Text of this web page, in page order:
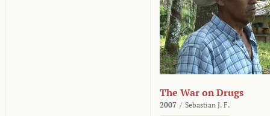
The War on Drugs
2007 / Sebastian J. F.